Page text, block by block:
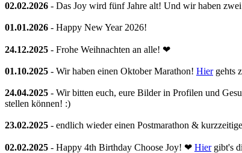
02.02.2026 - Das Joy wird fünf Jahre alt! Und wir haben
01.01.2026 - Happy New Year 2026!
24.12.2025 - Frohe Weihnachten an alle! ❤
01.10.2025 - Wir haben einen Oktober Marathon! Hiergehts
24.04.2025 - Wir bitten euch, eure Bilder in Profilen und
stellen können! :)
23.02.2025 - endlich wieder einen Postmarathon &
02.02.2025 - Happy 4th Birthday Choose Joy! ❤ Hiergibt's